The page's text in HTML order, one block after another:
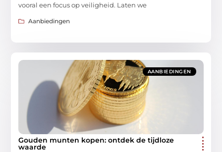
vooral een focus op veiligheid. Laten we
Aanbiedingen
AANBIEDINGEN
Gouden munten kopen: ontdek de tijdloze
waarde